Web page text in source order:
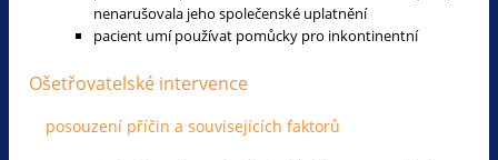
nenarušovala jeho společenské uplatnění
pacient umí používat pomůcky pro inkontinentní
Ošetřovatelské intervence
posouzení příčin a souvisejících faktorů